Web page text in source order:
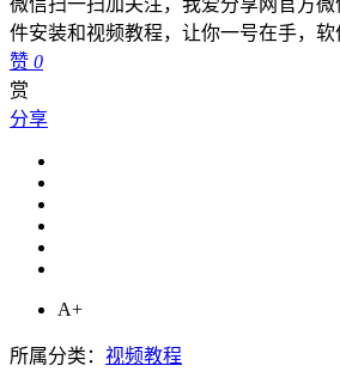
微信扫一扫加关注，我爱分享网官方
件安装和视频教程，让你一号在手，软
赞 0
赏
分享
A+
所属分类： 视频教程